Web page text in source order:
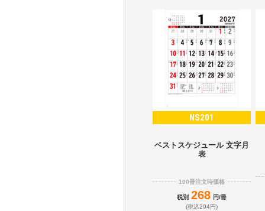
NS201
ベストスケジュール 文字月
表
100冊注文時価格
税別 268 円/冊
(税込294円)